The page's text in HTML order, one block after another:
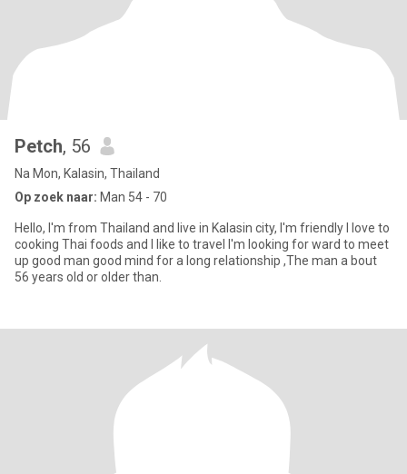
Petch, 56
Na Mon, Kalasin, Thailand
Op zoek naar: Man 54 - 70
Hello, I'm from Thailand and live in Kalasin city, I'm friendly I love to
cooking Thai foods and I like to travel I'm looking for ward to meet
up good man good mind for a long relationship ,The man a bout
56 years old or older than.